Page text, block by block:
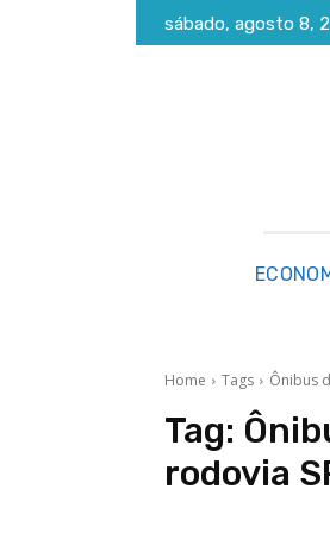
sábado, agosto 8,
Home Tags Ônibus
Tag:
rodovia